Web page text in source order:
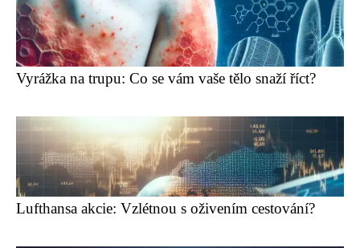
Vyrážka na trupu: Co se vám vaše tělo snaží říct?
Lufthansa akcie: Vzlétnou s oživením cestování?